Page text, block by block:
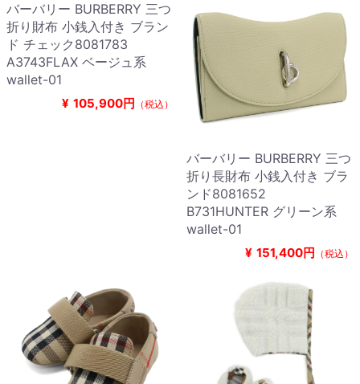
バーバリー BURBERRY 三つ
折り財布 小銭入付き ブラン
ド チェック8081783
A3743FLAX ベージュ系
wallet-01
¥ 105,900円 （税込）
バーバリー BURBERRY 三つ
折り長財布 小銭入付き ブラ
ンド8081652
B731HUNTER グリーン系
wallet-01
¥ 151,400円 （税込）